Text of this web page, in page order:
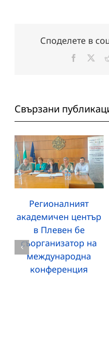
Споделете в
Facebook
Свързани
Регионалният
академичен център
в Плевен бе
съорганизатор на
международна
конференция